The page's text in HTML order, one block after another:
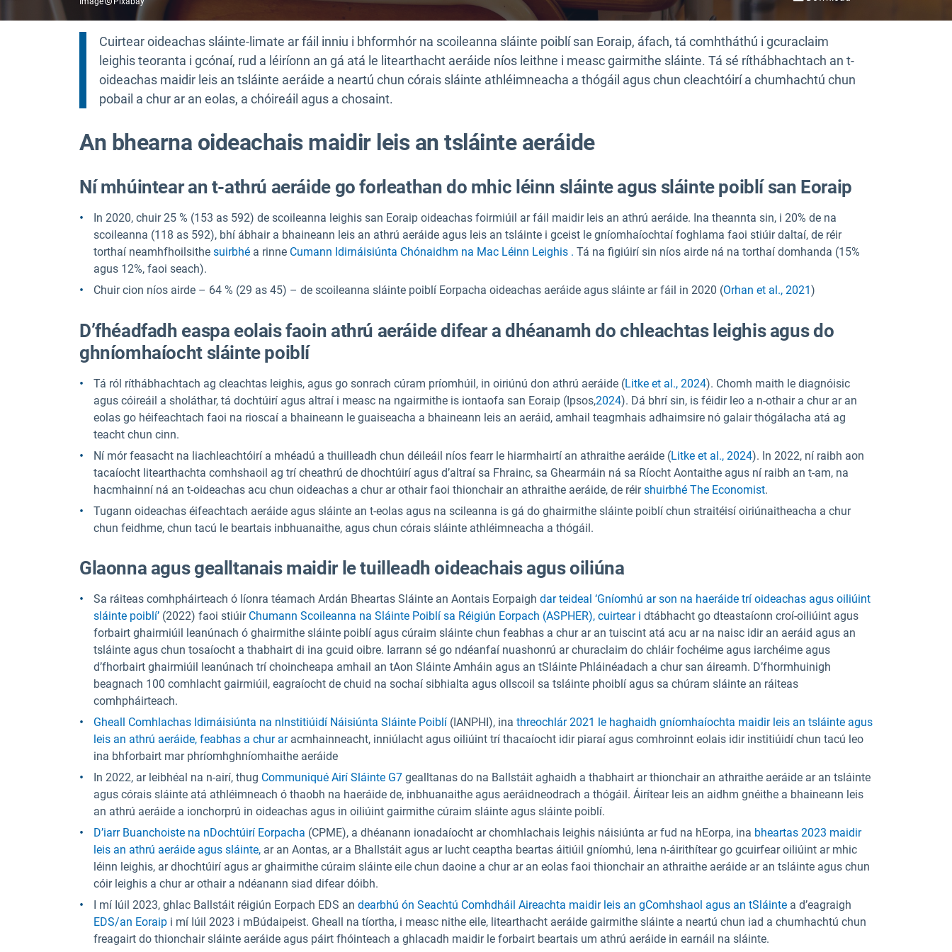
Cuirtear oideachas sláinte-limate ar fáil inniu i bhformhór na scoileanna sláinte poiblí san Eoraip, áfach, tá comhtháthú i gcuraclaim
leighis teoranta i gcónaí, rud a léiríonn an gá atá le litearthacht aeráide níos leithne i measc gairmithe sláinte. Tá sé ríthábhachtach an t-
oideachas maidir leis an tsláinte aeráide a neartú chun córais sláinte athléimneacha a thógáil agus chun cleachtóirí a chumhachtú chun
pobail a chur ar an eolas, a chóireáil agus a chosaint.
An bhearna oideachais maidir leis an tsláinte aeráide
Ní mhúintear an t-athrú aeráide go forleathan do mhic léinn sláinte agus sláinte poiblí san Eoraip
In 2020, chuir 25 % (153 as 592) de scoileanna leighis san Eoraip oideachas foirmiúil ar fáil maidir leis an athrú aeráide. Ina theannta sin, i 20% de na
scoileanna (118 as 592), bhí ábhair a bhaineann leis an athrú aeráide agus leis an tsláinte i gceist le gníomhaíochtaí foghlama faoi stiúir daltaí, de réir
torthaí neamhfhoilsithe suirbhé a rinne Cumann Idirnáisiúnta Chónaidhm na Mac Léinn Leighis . Tá na figiúirí sin níos airde ná na torthaí domhanda (15%
agus 12%, faoi seach).
Chuir cion níos airde – 64 % (29 as 45) – de scoileanna sláinte poiblí Eorpacha oideachas aeráide agus sláinte ar fáil in 2020 (Orhan et al., 2021 )
D’fhéadfadh easpa eolais faoin athrú aeráide difear a dhéanamh do chleachtas leighis agus do
ghníomhaíocht sláinte poiblí
Tá ról ríthábhachtach ag cleachtas leighis, agus go sonrach cúram príomhúil, in oiriúnú don athrú aeráide (Litke et al., 2024). Chomh maith le diagnóisic
agus cóireáil a sholáthar, tá dochtúirí agus altraí i measc na ngairmithe is iontaofa san Eoraip (Ipsos,2024). Dá bhrí sin, is féidir leo a n-othair a chur ar an
eolas go héifeachtach faoi na rioscaí a bhaineann le guaiseacha a bhaineann leis an aeráid, amhail teagmhais adhaimsire nó galair thógálacha atá ag
teacht chun cinn.
Ní mór feasacht na liachleachtóirí a mhéadú a thuilleadh chun déileáil níos fearr le hiarmhairtí an athraithe aeráide (Litke et al., 2024). In 2022, ní raibh aon
tacaíocht litearthachta comhshaoil ag trí cheathrú de dhochtúirí agus d’altraí sa Fhrainc, sa Ghearmáin ná sa Ríocht Aontaithe agus ní raibh an t-am, na
hacmhainní ná an t-oideachas acu chun oideachas a chur ar othair faoi thionchair an athraithe aeráide, de réirshuirbhé The Economist.
Tugann oideachas éifeachtach aeráide agus sláinte an t-eolas agus na scileanna is gá do ghairmithe sláinte poiblí chun straitéisí oiriúnaitheacha a chur
chun feidhme, chun tacú le beartais inbhuanaithe, agus chun córais sláinte athléimneacha a thógáil.
Glaonna agus gealltanais maidir le tuilleadh oideachais agus oiliúna
Sa ráiteas comhpháirteach ó líonra téamach Ardán Bheartas Sláinte an Aontais Eorpaigh dar teideal ‘Gníomhú ar son na haeráide trí oideachas agus oiliúint
sláinte poiblí’ (2022) faoi stiúir Chumann Scoileanna na Sláinte Poiblí sa Réigiún Eorpach (ASPHER), cuirtear i dtábhacht go dteastaíonn croí-oiliúint agus
forbairt ghairmiúil leanúnach ó ghairmithe sláinte poiblí agus cúraim sláinte chun feabhas a chur ar an tuiscint atá acu ar na naisc idir an aeráid agus an
tsláinte agus chun tosaíocht a thabhairt di ina gcuid oibre. Iarrann sé go ndéanfaí nuashonrú ar churaclaim do chláir fochéime agus iarchéime agus
d’fhorbairt ghairmiúil leanúnach trí choincheapa amhail an tAon Sláinte Amháin agus an tSláinte Phláinéadach a chur san áireamh. D’fhormhuinigh
beagnach 100 comhlacht gairmiúil, eagraíocht de chuid na sochaí sibhialta agus ollscoil sa tsláinte phoiblí agus sa chúram sláinte an ráiteas
comhpháirteach.
Gheall Comhlachas Idirnáisiúnta na nInstitiúidí Náisiúnta Sláinte Poiblí (IANPHI), ina threochlár 2021 le haghaidh gníomhaíochta maidir leis an tsláinte agus
leis an athrú aeráide, feabhas a chur aracmhainneacht, inniúlacht agus oiliúint trí thacaíocht idir piaraí agus comhroinnt eolais idir institiúidí chun tacú leo
ina bhforbairt mar phríomhghníomhaithe aeráide
In 2022, ar leibhéal na n-airí, thug Communiqué Airí Sláinte G7 gealltanas do na Ballstáit aghaidh a thabhairt ar thionchair an athraithe aeráide ar an tsláinte
agus córais sláinte atá athléimneach ó thaobh na haeráide de, inbhuanaithe agus aeráidneodrach a thógáil. Áirítear leis an aidhm gnéithe a bhaineann leis
an athrú aeráide a ionchorprú in oideachas agus in oiliúint gairmithe cúraim sláinte agus sláinte poiblí.
D’iarr Buanchoiste na nDochtúirí Eorpacha (CPME), a dhéanann ionadaíocht ar chomhlachais leighis náisiúnta ar fud na hEorpa, ina bheartas 2023 maidir
leis an athrú aeráide agus sláinte, ar an Aontas, ar a Bhallstáit agus ar lucht ceaptha beartas áitiúil gníomhú, lena n-áirithítear go gcuirfear oiliúint ar mhic
léinn leighis, ar dhochtúirí agus ar ghairmithe cúraim sláinte eile chun daoine a chur ar an eolas faoi thionchair an athraithe aeráide ar an tsláinte agus chun
cóir leighis a chur ar othair a ndéanann siad difear dóibh.
I mí Iúil 2023, ghlac Ballstáit réigiún Eorpach EDS an dearbhú ón Seachtú Comhdháil Aireachta maidir leis an gComhshaol agus an tSláinte a d’eagraigh
EDS/an Eoraip i mí Iúil 2023 i mBúdaipeist. Gheall na tíortha, i measc nithe eile, litearthacht aeráide gairmithe sláinte a neartú chun iad a chumhachtú chun
freagairt do thionchair sláinte aeráide agus páirt fhóinteach a ghlacadh maidir le forbairt beartais um athrú aeráide in earnáil na sláinte.